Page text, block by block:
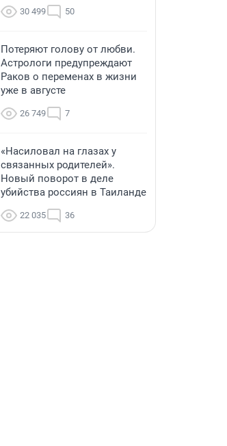
30 499 50
Потеряют голову от любви.
Астрологи предупреждают
Раков о переменах в жизни
уже в августе
26 749 7
«Насиловал на глазах у
связанных родителей».
Новый поворот в деле
убийства россиян в Таиланде
22 035 36